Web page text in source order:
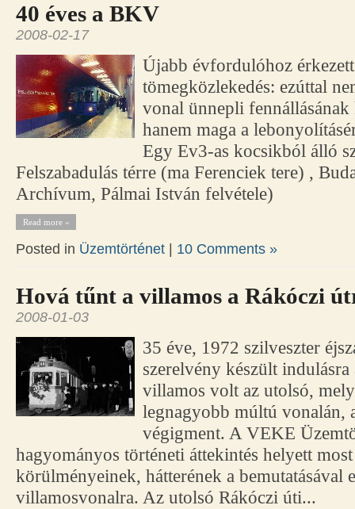
40 éves a BKV
2008-02-17
Újabb évfordulóhoz
tömegközlekedés: ezúttal
vonal ünnepli
hanem maga a
Egy Ev3-as kocsikból álló
Felszabadulás térre (ma Ferenciek tere) ,
Archívum, Pálmai István felvétele)
Read more »
Posted in Üzemtörténet 10 Comments »
Hová tűnt a villamos a Rákóczi
2008-01-03
35 éve, 1972 szilveszter
szerelvény készült indulásra
villamos volt az utolsó,
legnagyobb múltú vonalán,
végigment. A VEKE
hagyományos történeti áttekintés helyett most
körülményeinek, hátterének a bemutatásával
villamosvonalra. Az utolsó Rákóczi úti...